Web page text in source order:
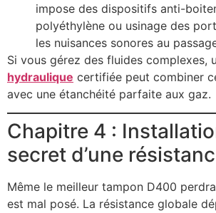
impose des dispositifs anti-
polyéthylène ou usinage des
les nuisances sonores au
Si vous gérez des fluides complexes,
hydraulique certifiée peut combiner
avec une étanchéité parfaite aux gaz.
Chapitre 4 :
secret d’une
Même le meilleur tampon D400
est mal posé. La résistance globale